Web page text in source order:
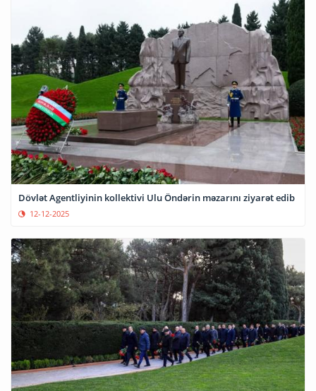
Dövlət Agentliyinin kollektivi Ulu Öndərin məzarını ziyarət edib
12-12-2025